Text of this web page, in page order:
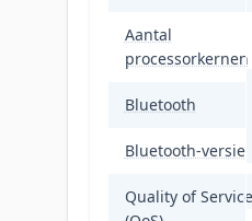
Aantal
processorkernen
Bluetooth
Bluetooth-versie
Quality of Service